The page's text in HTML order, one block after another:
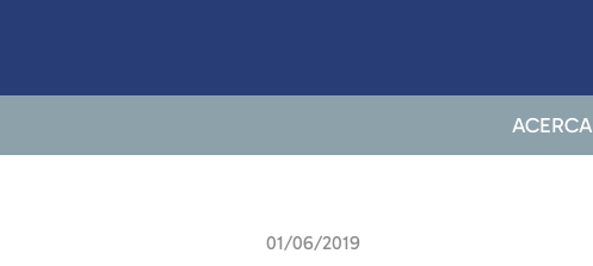
ACERCA
01/06/2019